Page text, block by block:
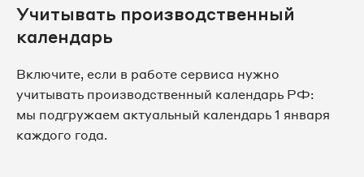
Учитывать производственный
календарь
Включите, если в работе сервиса нужно
учитывать производственный календарь РФ:
мы подгружаем актуальный календарь 1 января
каждого года.